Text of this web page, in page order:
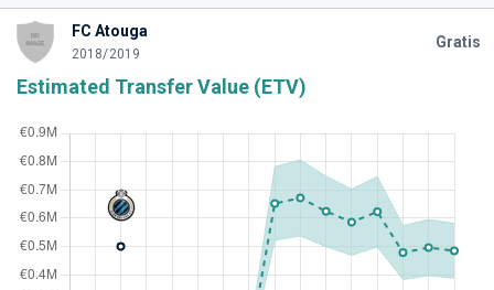
FC Atouga
2018/2019
Gratis
Estimated Transfer Value (ETV)